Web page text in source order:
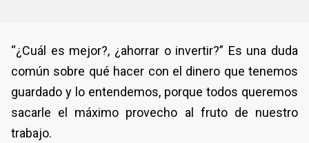
“¿Cuál es mejor?, ¿ahorrar o invertir?” Es una duda
común sobre qué hacer con el dinero que tenemos
guardado y lo entendemos, porque todos queremos
sacarle el máximo provecho al fruto de nuestro
trabajo.